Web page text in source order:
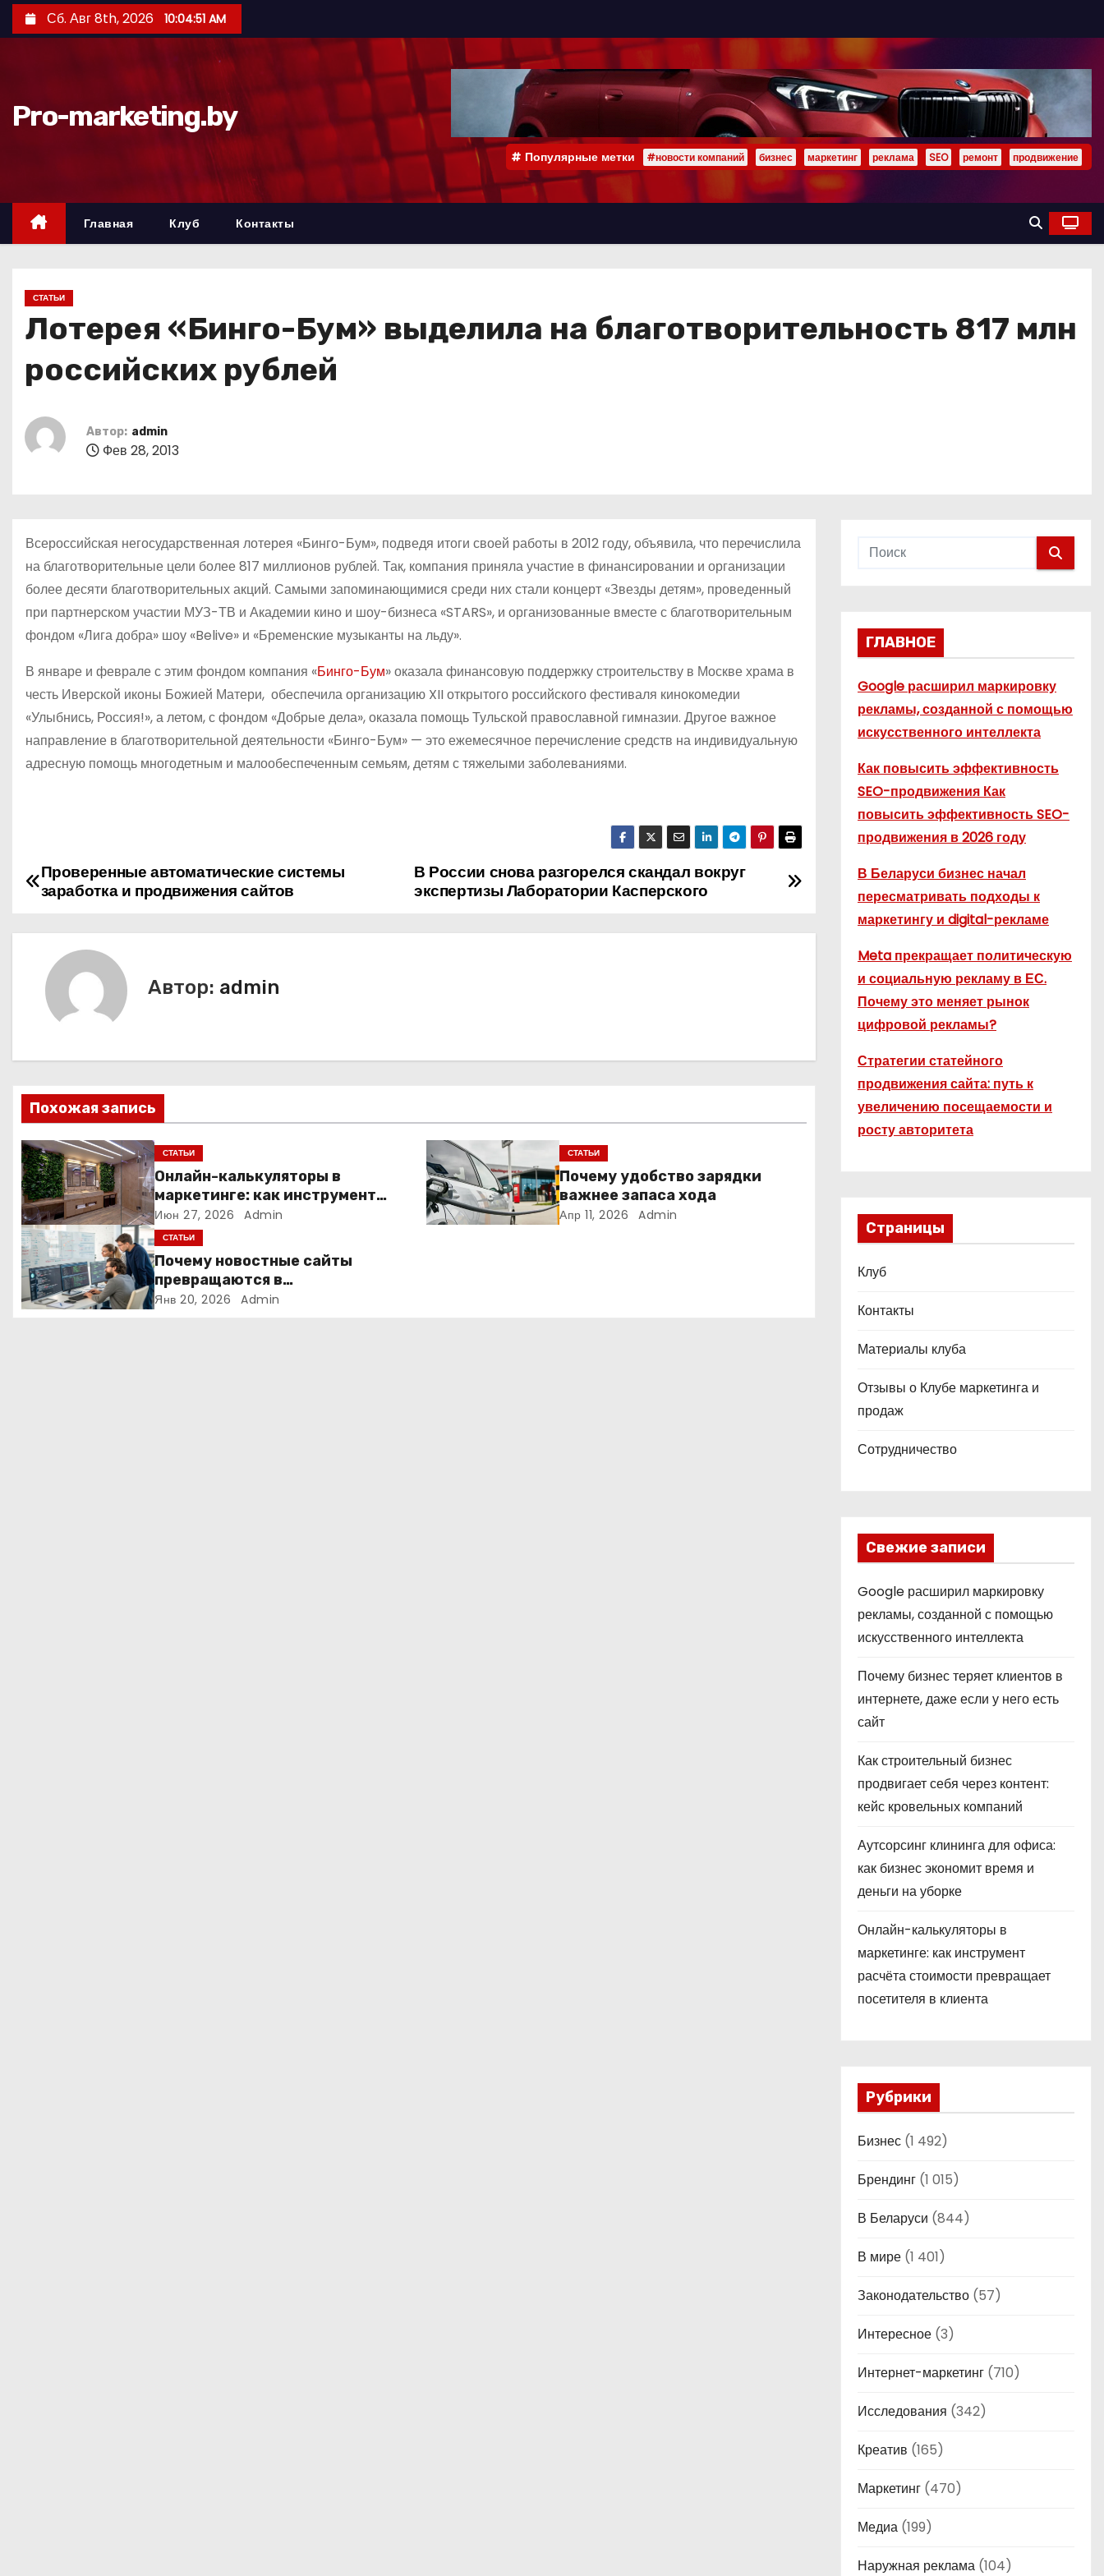
е
д
Сб. Авг 8th, 2026 10:04:52 AM
Pro-marketing.by
Популярные метки #новости компаний бизнес маркетинг реклама SEO ремонт продвижение
Главная Клуб Контакты
СТАТЬИ
Лотерея «Бинго-Бум» выделила на благотворительность 817 млн
российских рублей
Автор: admin
Фев 28, 2013
Всероссийская негосударственная лотерея «Бинго-Бум», подведя итоги своей работы в 2012 году, объявила, что перечислила
на благотворительные цели более 817 миллионов рублей. Так, компания приняла участие в финансировании и организации
более десяти благотворительных акций. Самыми запоминающимися среди них стали концерт «Звезды детям», проведенный
при партнерском участии МУЗ-ТВ и Академии кино и шоу-бизнеса «STARS», и организованные вместе с благотворительным
фондом «Лига добра» шоу «Belive» и «Бременские музыканты на льду».
В январе и феврале с этим фондом компания «Бинго-Бум» оказала финансовую поддержку строительству в Москве храма в
честь Иверской иконы Божией Матери, обеспечила организацию XII открытого российского фестиваля кинокомедии
«Улыбнись, Россия!», а летом, с фондом «Добрые дела», оказала помощь Тульской православной гимназии. Другое важное
направление в благотворительной деятельности «Бинго-Бум» — это ежемесячное перечисление средств на индивидуальную
адресную помощь многодетным и малообеспеченным семьям, детям с тяжелыми заболеваниями.
Н
ц
и
я
п
о
з
а
В России снова разгорелся скандал вокруг
экспертизы Лаборатории Касперского
Проверенные автоматические системы
заработка и продвижения сайтов
Автор: admin
Похожая запись
СТАТЬИ
Онлайн-калькуляторы в
маркетинге: как инструмент
расчёта стоимости
превращает посетителя в
клиента
Июн 27, 2026 Admin
СТАТЬИ
Почему удобство зарядки
важнее запаса хода
Апр 11, 2026 Admin
СТАТЬИ
Почему новостные сайты
превращаются в
аналитические платформы
Янв 20, 2026 Admin
ГЛАВНОЕ
Google расширил маркировку
рекламы, созданной с помощью
искусственного интеллекта
Как повысить эффективность
SEO-продвижения Как
повысить эффективность SEO-
продвижения в 2026 году
В Беларуси бизнес начал
пересматривать подходы к
маркетингу и digital-рекламе
Meta прекращает политическую
и социальную рекламу в ЕС.
Почему это меняет рынок
цифровой рекламы?
Стратегии статейного
продвижения сайта: путь к
увеличению посещаемости и
росту авторитета
Страницы
Клуб
Контакты
Материалы клуба
Отзывы о Клубе маркетинга и
продаж
Сотрудничество
Свежие записи
Google расширил маркировку
рекламы, созданной с помощью
искусственного интеллекта
Почему бизнес теряет клиентов в
интернете, даже если у него есть
сайт
Как строительный бизнес
продвигает себя через контент:
кейс кровельных компаний
Аутсорсинг клининга для офиса:
как бизнес экономит время и
деньги на уборке
Онлайн-калькуляторы в
маркетинге: как инструмент
расчёта стоимости превращает
посетителя в клиента
Рубрики
Бизнес (1 492)
Брендинг (1 015)
В Беларуси (844)
В мире (1 401)
Законодательство (57)
Интересное (3)
Интернет-маркетинг (710)
Исследования (342)
Креатив (165)
Маркетинг (470)
Медиа (199)
Наружная реклама (104)